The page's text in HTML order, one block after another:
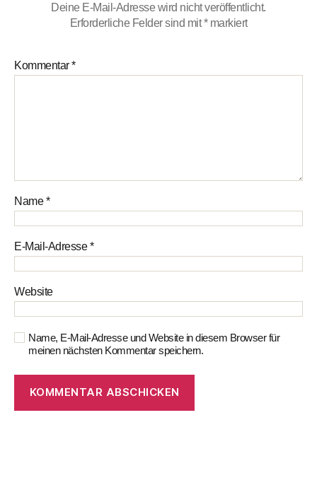
Deine E-Mail-Adresse wird nicht veröffentlicht.
Erforderliche Felder sind mit*markiert
Kommentar*
Name*
E-Mail-Adresse*
Website
Name, E-Mail-Adresse und Website in diesem Browser für
meinen nächsten Kommentar speichern.